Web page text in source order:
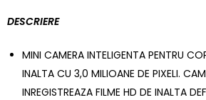
DESCRIERE
MINI CAMERA INTELIGENTA PENTRU
INALTA CU 3,0 MILIOANE DE PIXELI.
INREGISTREAZA FILME HD DE INALTA